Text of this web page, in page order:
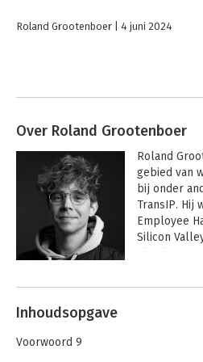
Roland Grootenboer 4 juni 2024
Over Roland Grootenboer
Roland
gebied van
bij onder
TransIP. Hij
Employee
Silicon
de tafel aan.
Andere boeken
Grootenboer
Inhoudsopgave
Voorwoord 9